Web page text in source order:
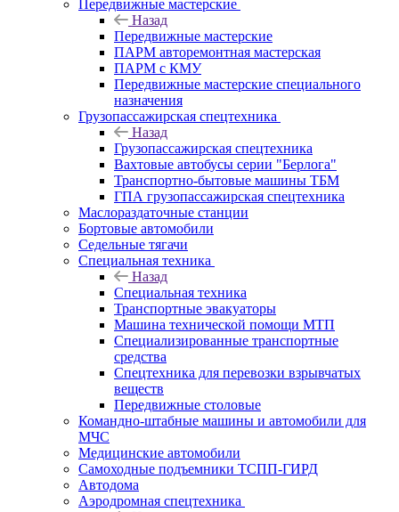
Передвижные мастерские
Назад
Передвижные мастерские
ПАРМ авторемонтная мастерская
ПАРМ с КМУ
Передвижные мастерские специального
назначения
Грузопассажирская спецтехника
Назад
Грузопассажирская спецтехника
Вахтовые автобусы серии "Берлога"
Транспортно-бытовые машины ТБМ
ГПА грузопассажирская спецтехника
Маслораздаточные станции
Бортовые автомобили
Седельные тягачи
Специальная техника
Назад
Специальная техника
Транспортные эвакуаторы
Машина технической помощи МТП
Специализированные транспортные
средства
Спецтехника для перевозки взрывчатых
веществ
Передвижные столовые
Командно-штабные машины и автомобили для
МЧС
Медицинские автомобили
Самоходные подъемники ТСПП-ГИРД
Автодома
Аэродромная спецтехника